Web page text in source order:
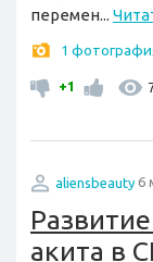
перемен...
1
+1
aliensbeauty 6
акита в